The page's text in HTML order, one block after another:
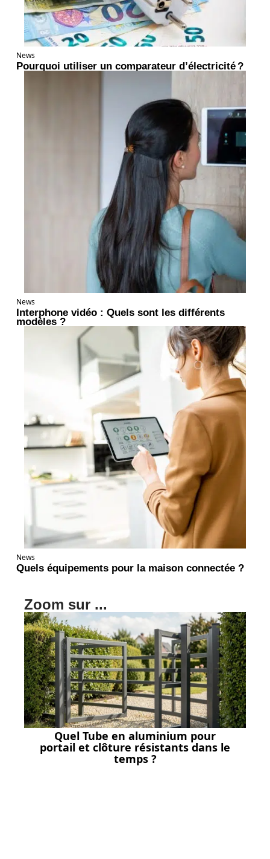
News
Pourquoi utiliser un comparateur d’électricité ?
News
Interphone vidéo : Quels sont les différents
modèles ?
News
Quels équipements pour la maison connectée ?
Zoom sur ...
Quel Tube en aluminium pour
portail et clôture résistants dans le
temps ?